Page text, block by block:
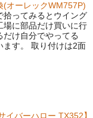
(オーレックWM757P)
拾ってみるとウイング
場に部品だけ買いに行
け自分でやってる
ます。 取り付けは2面
バーハロー TX352】